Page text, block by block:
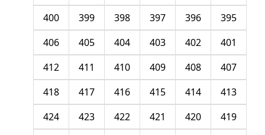
395
396
397
398
399
400
401
402
403
404
405
406
407
408
409
410
411
412
413
414
415
416
417
418
419
420
421
422
423
424